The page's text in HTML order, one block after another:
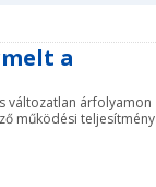
a
változatlan árfolyamon
működési teljesítmény